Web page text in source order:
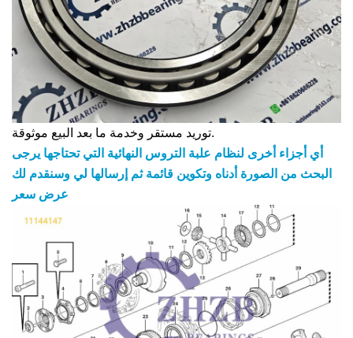
توريد مستقر وخدمة ما بعد البيع موثوقة.
أي أجزاء أخرى لنظام علبة التروس النهائية التي تحتاجها يرجى
البحث من الصورة أدناه وتكوين قائمة ثم إرسالها لي وسنقدم لك
عرض سعر